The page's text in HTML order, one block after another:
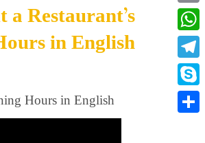
Restaurant’s
in English
Hours in English
Email
WhatsApp
Telegram
Skype